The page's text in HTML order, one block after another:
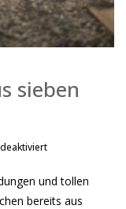
sieben
für
aus
sieben
und tollen
bereits aus